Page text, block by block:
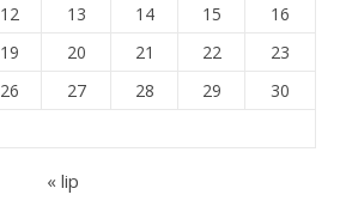
12 13 14 15
16
19 20 21 22
23
26 27 28 29
30
« lip